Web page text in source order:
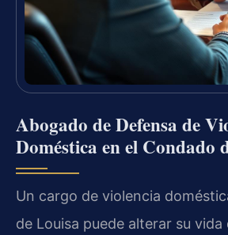
Abogado de Defensa de
Doméstica en el Condado
Un cargo de violencia
de Louisa puede alterar su vida